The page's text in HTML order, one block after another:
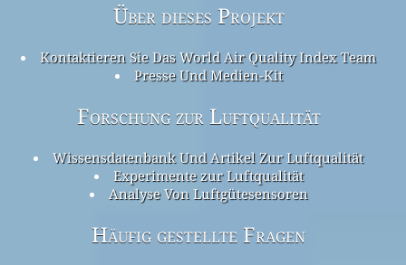
Über dieses Projekt
Kontaktieren Sie Das World Air Quality Index Team
Presse Und Medien-Kit
Forschung zur Luftqualität
Wissensdatenbank Und Artikel Zur Luftqualität
Experimente zur Luftqualität
Analyse Von Luftgütesensoren
Häufig gestellte Fragen